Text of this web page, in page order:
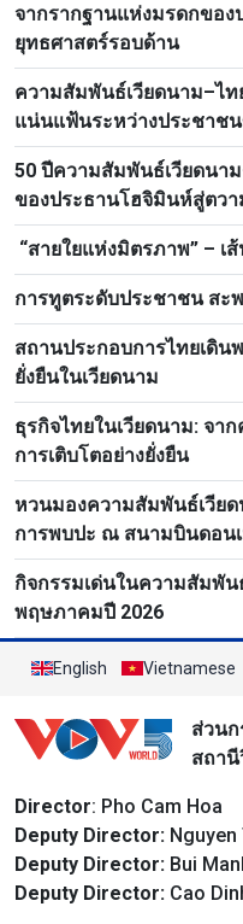
จากรากฐานแห่งมรดกขอ
ยุทธศาสตร์รอบด้าน
ความสัมพันธ์เวียดนาม–ไ
แน่นแฟ้นระหว่างประชาช
50 ปีความสัมพันธ์เวียดนา
ของประธานโฮจิมินห์สู่ตว
“สายใยแห่งมิตรภาพ” – เ
การทูตระดับประชาชน สะ
สถานประกอบการไทยเดิน
ยั่งยืนในเวียดนาม
ธุรกิจไทยในเวียดนาม: จา
การเติบโตอย่างยั่งยืน
หวนมองความสัมพันธ์เวีย
การพบปะ ณ สนามบินดอน
อาเซียน
กิจกรรมเด่นในความสัมพัน
พฤษภาคมปี 2026
English Vietnamese
ส่วนก
สถานี
Director: Pho Cam Hoa
Deputy Director: Nguyen
Deputy Director: Bui
Deputy Director: Cao